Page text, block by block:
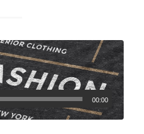
00:00